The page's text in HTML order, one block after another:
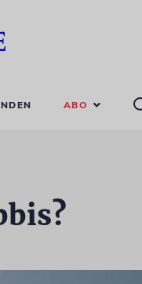
ABO